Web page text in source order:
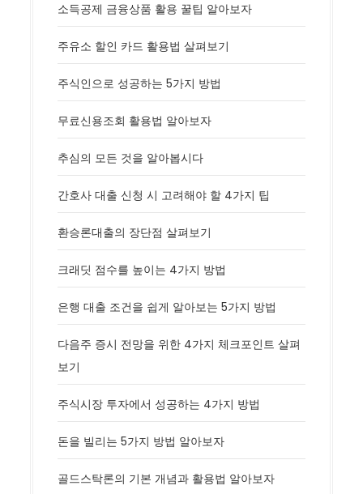
소득공제 금융상품 활용 꿀팁 알아보자
주유소 할인 카드 활용법 살펴보기
주식인으로 성공하는 5가지 방법
무료신용조회 활용법 알아보자
추심의 모든 것을 알아봅시다
간호사 대출 신청 시 고려해야 할 4가지 팁
환승론대출의 장단점 살펴보기
크래딧 점수를 높이는 4가지 방법
은행 대출 조건을 쉽게 알아보는 5가지 방법
다음주 증시 전망을 위한 4가지 체크포인트 살펴
보기
주식시장 투자에서 성공하는 4가지 방법
돈을 빌리는 5가지 방법 알아보자
골드스탁론의 기본 개념과 활용법 알아보자